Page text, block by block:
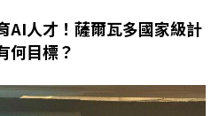
AI人才！薩爾瓦多國家級計
何目標？